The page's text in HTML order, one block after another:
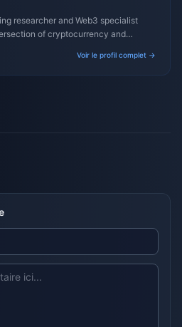
researcher and Web3 specialist
of cryptocurrency and
Voir le profil complet →